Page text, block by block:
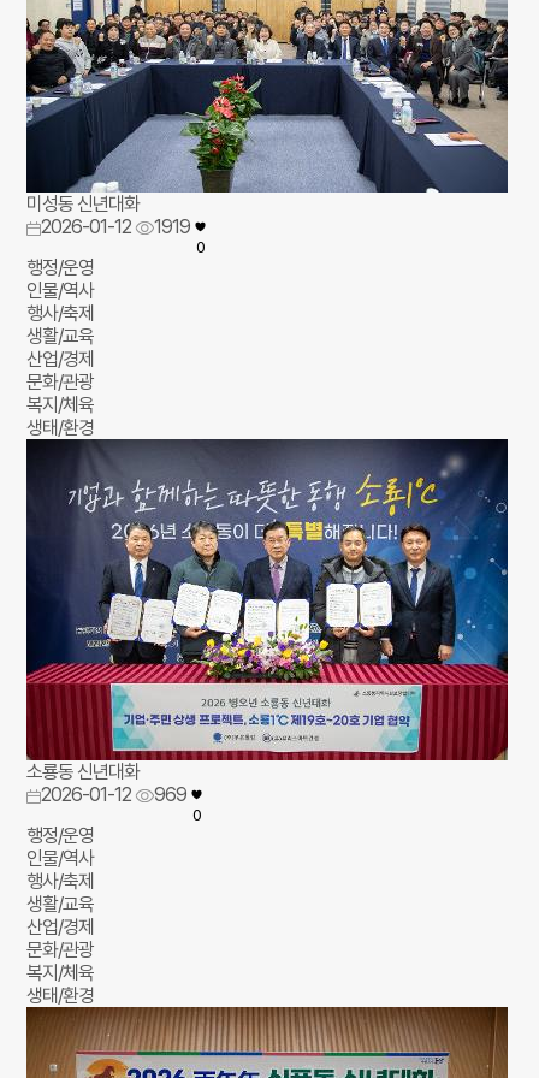
미성동 신년대화
2026-01-12
1919
0
행정/운영
인물/역사
행사/축제
생활/교육
산업/경제
문화/관광
복지/체육
생태/환경
소룡동 신년대화
2026-01-12
969
0
행정/운영
인물/역사
행사/축제
생활/교육
산업/경제
문화/관광
복지/체육
생태/환경